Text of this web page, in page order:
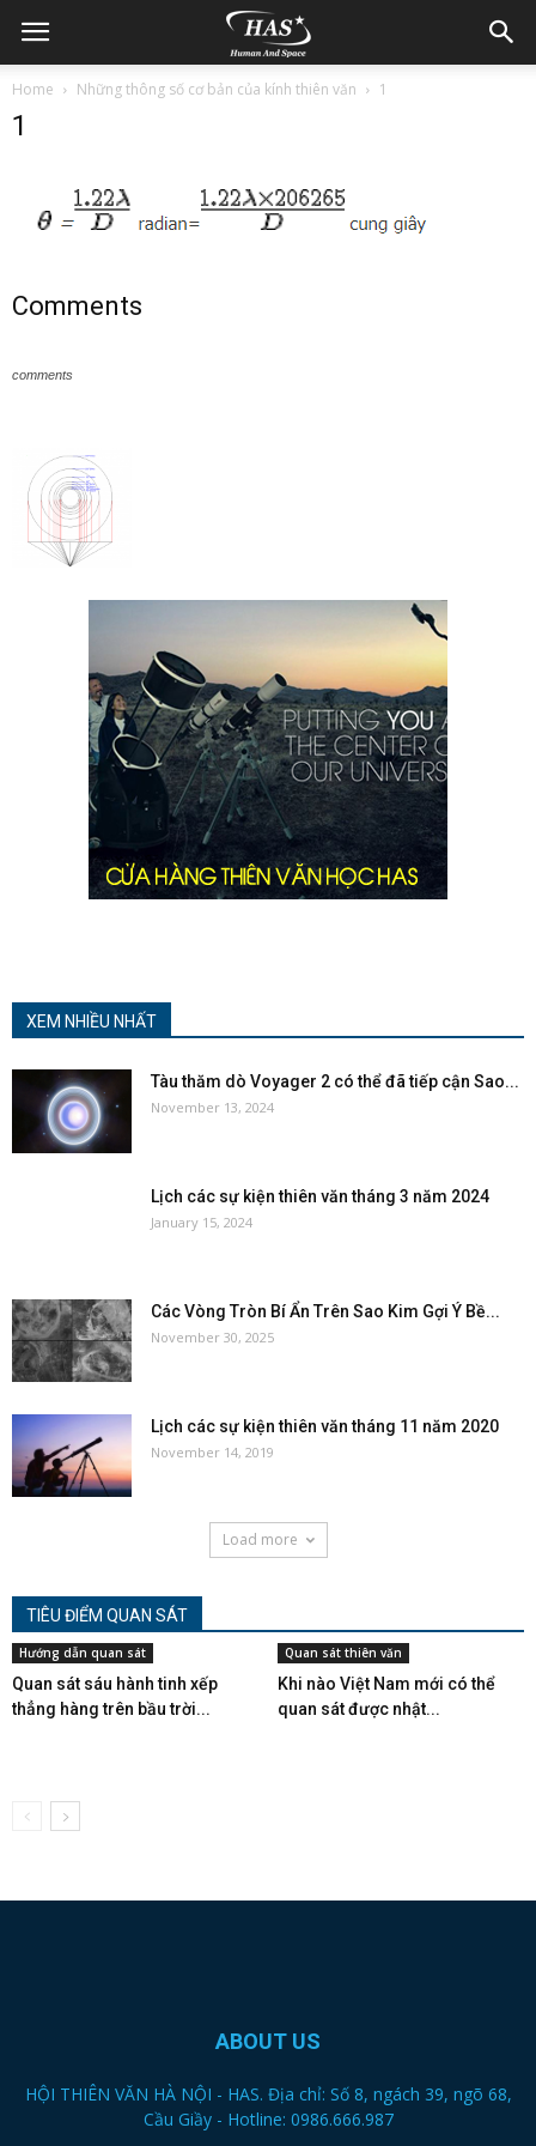
Home Những thông số cơ bản của kính thiên văn 1
1
Comments
comments
XEM NHIỀU NHẤT
Tàu thăm dò Voyager 2 có thể đã tiếp cận Sao...
November 13, 2024
Lịch các sự kiện thiên văn tháng 3 năm 2024
January 15, 2024
Các Vòng Tròn Bí Ẩn Trên Sao Kim Gợi Ý Bề...
November 30, 2025
Lịch các sự kiện thiên văn tháng 11 năm 2020
November 14, 2019
Load more
TIÊU ĐIỂM QUAN SÁT
Hướng dẫn quan sát
Quan sát sáu hành tinh xếp
thẳng hàng trên bầu trời...
Quan sát thiên văn
Khi nào Việt Nam mới có thể
quan sát được nhật...
ABOUT US
HỘI THIÊN VĂN HÀ NỘI - HAS. Địa chỉ: Số 8, ngách 39, ngõ 68,
Cầu Giầy - Hotline: 0986.666.987